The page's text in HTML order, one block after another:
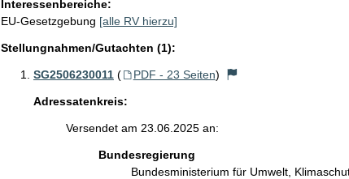
Interessenbereiche:
EU-Gesetzgebung [alle RV hierzu]
Stellungnahmen/Gutachten (1):
SG2506230011 ( PDF - 23 Seiten)
Adressatenkreis:
Versendet am 23.06.2025 an:
Bundesregierung
Bundesministerium für Umwelt,